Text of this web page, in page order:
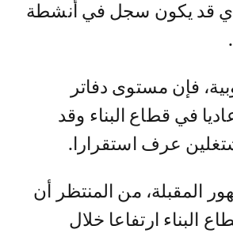
قد يكون سجل في أنشطة
فإن مستوى دفاتر
في قطاع البناء وقد
عرف استقرارا.
المقبلة، من المنتظر أن
البناء ارتفاعا خلال